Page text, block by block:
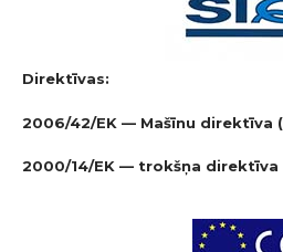
Direktīvas:
2006/42/EK — Mašīnu direktīva
2000/14/EK — trokšņa direktīva